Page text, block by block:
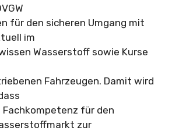
für den sicheren Umgang mit
im
Wasserstoff sowie Kurse
Fahrzeugen. Damit wird
für den
zur